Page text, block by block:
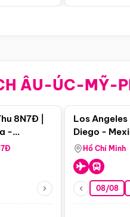
ÂU-ÚC-MỸ-
nổi bật
8N7Đ |
-
Los
Diego -
Hồ Chí Minh
08/08